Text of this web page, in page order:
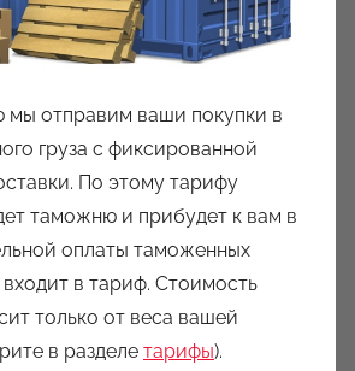
мы отправим ваши покупки в
груза с фиксированной
По этому тарифу
таможню и прибудет к вам в
оплаты таможенных
в тариф. Стоимость
только от веса вашей
в разделе тарифы).